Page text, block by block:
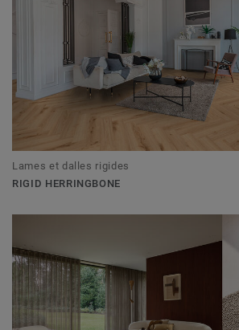
Lames et dalles rigides
RIGID HERRINGBONE